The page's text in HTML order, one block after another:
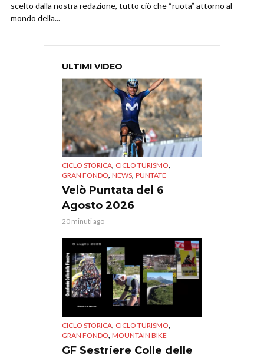
scelto dalla nostra redazione, tutto ciò che “ruota” attorno al
mondo della...
ULTIMI VIDEO
CICLO STORICA, CICLO TURISMO,
GRAN FONDO, NEWS, PUNTATE
Velò Puntata del 6
Agosto 2026
20 minuti ago
CICLO STORICA, CICLO TURISMO,
GRAN FONDO, MOUNTAIN BIKE
GF Sestriere Colle delle